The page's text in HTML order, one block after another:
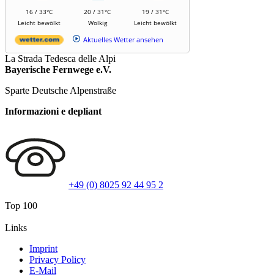
16 / 33°C
Leicht bewölkt
20 / 31°C
Wolkig
19 / 31°C
Leicht bewölkt
Aktuelles Wetter ansehen
La Strada Tedesca delle Alpi
Bayerische Fernwege e.V.
Sparte Deutsche Alpenstraße
Informazioni e depliant
+49 (0) 8025 92 44 95 2
Top 100
Links
Imprint
Privacy Policy
E-Mail